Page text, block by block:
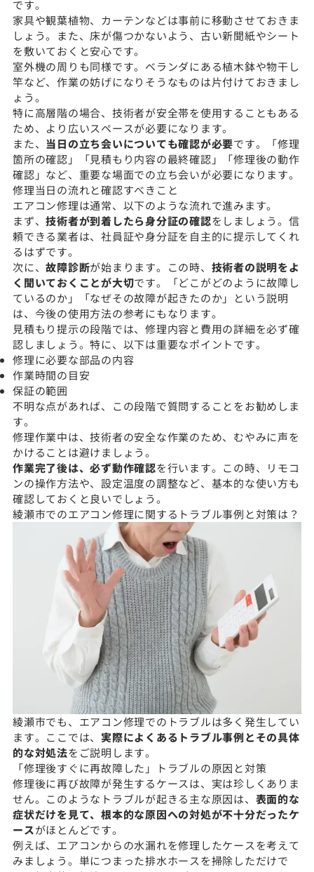
です。
家具や観葉植物、カーテンなどは事前に移動させておきま
しょう。また、床が傷つかないよう、古い新聞紙やシート
を敷いておくと安心です。
室外機の周りも同様です。ベランダにある植木鉢や物干し
竿など、作業の妨げになりそうなものは片付けておきまし
ょう。
特に高層階の場合、技術者が安全帯を使用することもある
ため、より広いスペースが必要になります。
また、 当日の立ち会いについても確認が必要です。「修理
箇所の確認」「見積もり内容の最終確認」「修理後の動作
確認」など、重要な場面での立ち会いが必要になります。
修理当日の流れと確認すべきこと
エアコン修理は通常、以下のような流れで進みます。
まず、技術者が到着したら身分証の確認をしましょう。信
頼できる業者は、社員証や身分証を自主的に提示してくれ
るはずです。
次に、故障診断が始まります。この時、 技術者の説明をよ
く聞いておくことが大切です。「どこがどのように故障し
ているのか」「なぜその故障が起きたのか」という説明
は、今後の使用方法の参考にもなります。
見積もり提示の段階では、修理内容と費用の詳細を必ず確
認しましょう。特に、以下は重要なポイントです。
修理に必要な部品の内容
作業時間の目安
保証の範囲
不明な点があれば、この段階で質問することをお勧めしま
す。
修理作業中は、技術者の安全な作業のため、むやみに声を
かけることは避けましょう。
作業完了後は、必ず動作確認を行います。この時、リモコ
ンの操作方法や、設定温度の調整など、基本的な使い方も
確認しておくと良いでしょう。
綾瀬市でのエアコン修理に関するトラブル事例と対策は？
綾瀬市でも、エアコン修理でのトラブルは多く発生してい
ます。ここでは、 実際によくあるトラブル事例とその具体
的な対処法をご説明します。
「修理後すぐに再故障した」トラブルの原因と対策
修理後に再び故障が発生するケースは、実は珍しくありま
せん。このようなトラブルが起きる主な原因は、 表面的な
症状だけを見て、根本的な原因への対処が不十分だったケ
ースがほとんどです。
例えば、エアコンからの水漏れを修理したケースを考えて
みましょう。単につまった排水ホースを掃除しただけで